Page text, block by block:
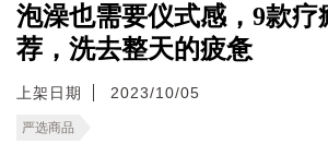
泡澡也需要仪式感，9款疗
荐，洗去整天的疲惫
上架日期 2023/10/05
严选商品